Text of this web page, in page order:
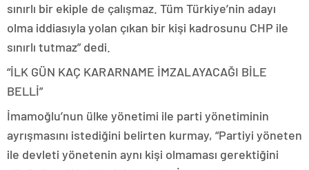
sınırlı bir ekiple de çalışmaz. Tüm Türkiye’nin adayı
olma iddiasıyla yolan çıkan bir kişi kadrosunu CHP ile
sınırlı tutmaz” dedi.
“İLK GÜN KAÇ KARARNAME İMZALAYACAĞI BİLE
BELLİ”
İmamoğlu’nun ülke yönetimi ile parti yönetiminin
ayrışmasını istediğini belirten kurmay, “Partiyi yöneten
ile devleti yönetenin aynı kişi olmaması gerektiğini